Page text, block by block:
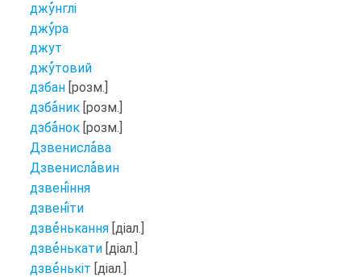
джунглі
джура
джут
джутовий
дзбан [розм.]
дзбаник [розм.]
дзбанок [розм.]
Дзвенислава
Дзвениславин
дзвеніння
дзвеніти
дзвенькання [діал.]
дзвенькати [діал.]
дзвенькіт [діал.]